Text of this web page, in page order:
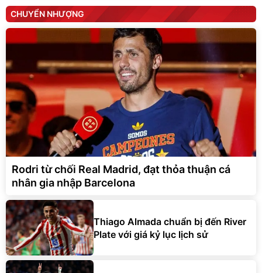
CHUYỂN NHƯỢNG
Rodri từ chối Real Madrid, đạt thỏa thuận cá
nhân gia nhập Barcelona
Thiago Almada chuẩn bị đến River
Plate với giá kỷ lục lịch sử